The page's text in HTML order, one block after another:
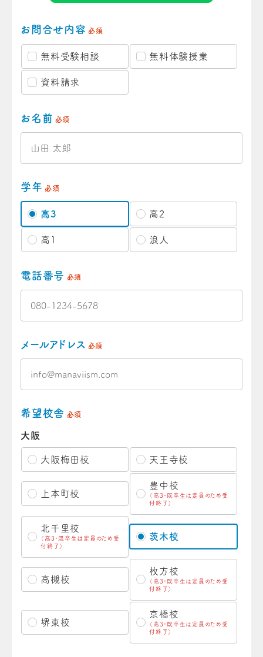
お問合せ内容 必須
無料受験相談 無料体験授業
資料請求
お名前 必須
学年 必須
高3 高2
高1 浪人
電話番号 必須
メールアドレス 必須
希望校舎 必須
大阪
大阪梅田校 天王寺校
上本町校
豊中校
（高3・既卒生は定員のため受
付終了）
北千里校
（高3・既卒生は定員のため受
付終了）
茨木校
高槻校
枚方校
（高3・既卒生は定員のため受
付終了）
堺東校
京橋校
（高3・既卒生は定員のため受
付終了）